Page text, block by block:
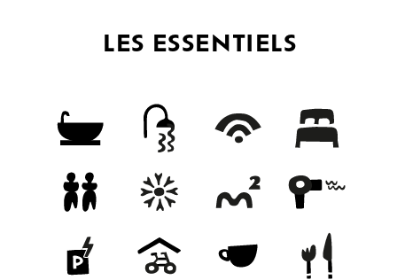
LES ESSENTIELS